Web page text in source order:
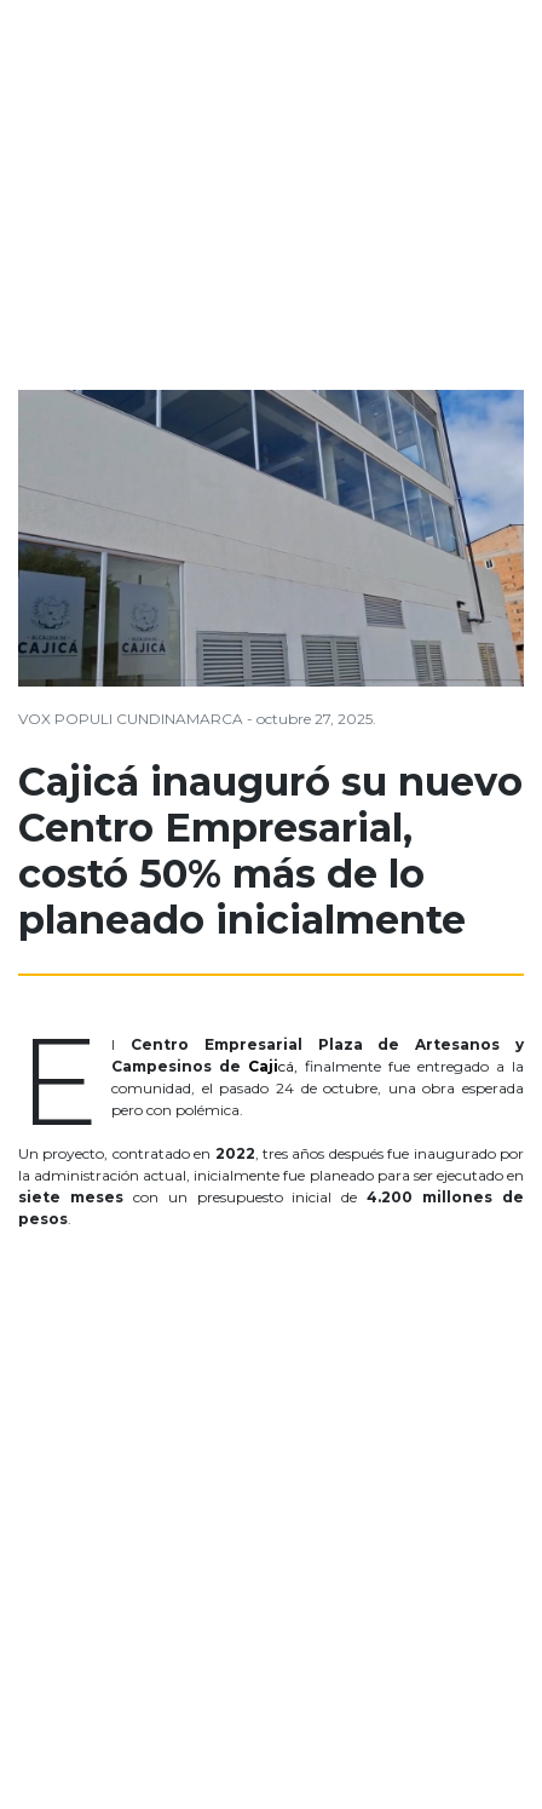
VOX POPULI CUNDINAMARCA - octubre 27, 2025.
Cajicá inauguró su nuevo
Centro Empresarial,
costó 50% más de lo
planeado inicialmente
E l Centro Empresarial Plaza de Artesanos y
Campesinos de Cajicá, finalmente fue entregado a la
comunidad, el pasado 24 de octubre, una obra esperada
pero con polémica.
Un proyecto, contratado en 2022, tres años después fue inaugurado por
la administración actual, inicialmente fue planeado para ser ejecutado en
siete mesescon un presupuesto inicial de4.200 millones de
pesos.